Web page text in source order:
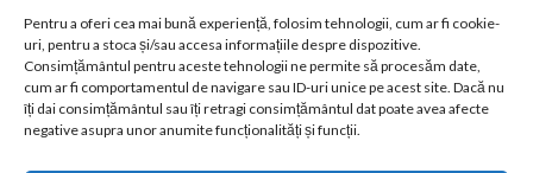
Pentru a oferi cea mai bună experiență, folosim tehnologii, cum ar fi cookie-
uri, pentru a stoca și/sau accesa informațiile despre dispozitive.
Consimțământul pentru aceste tehnologii ne permite să procesăm date,
cum ar fi comportamentul de navigare sau ID-uri unice pe acest site. Dacă nu
îți dai consimțământul sau îți retragi consimțământul dat poate avea afecte
negative asupra unor anumite funcționalități și funcții.